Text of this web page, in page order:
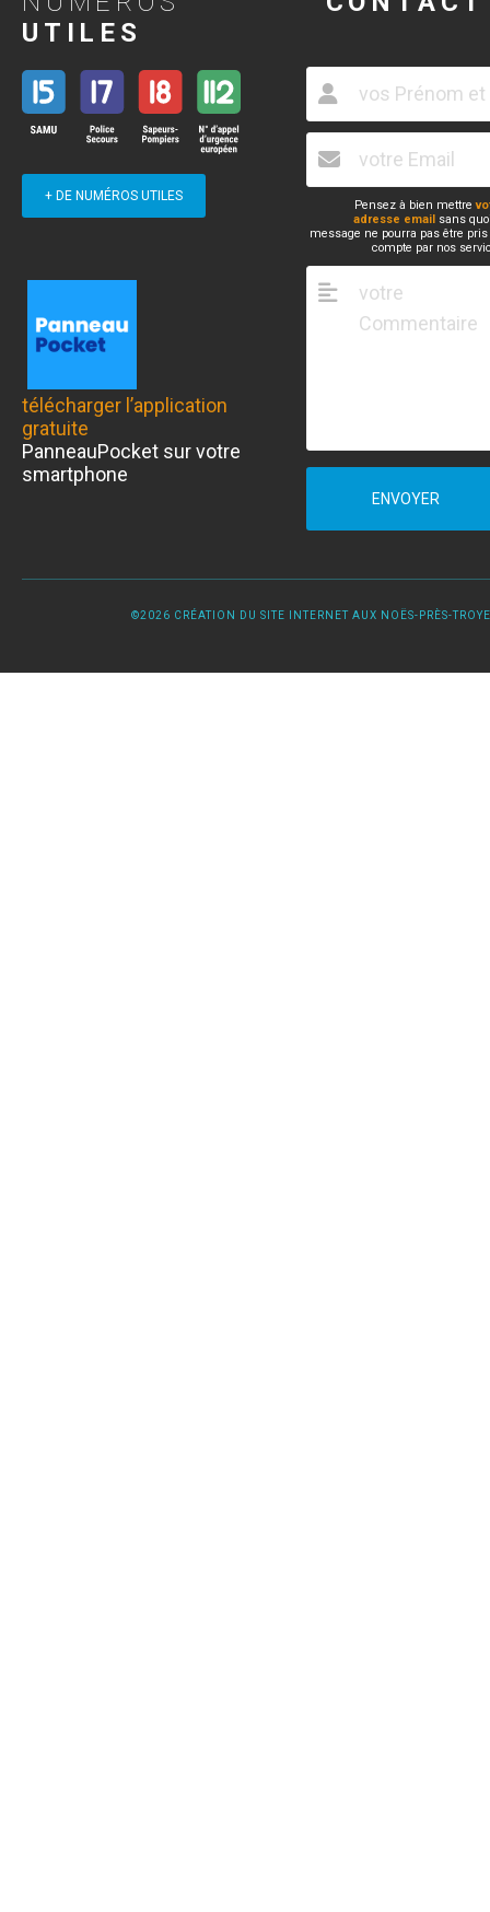
UTILES
+ DE NUMÉROS UTILES
télécharger l’application
gratuite
PanneauPocket sur votre
smartphone
Pensez à bien mettre
adresse email sans
message ne pourra pas être
compte par nos
ENVOYER
©2026 CRÉATION DU SITE INTERNET AUX NOËS-PRÈS-